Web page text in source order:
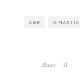
A&R DINASTÍA
Share